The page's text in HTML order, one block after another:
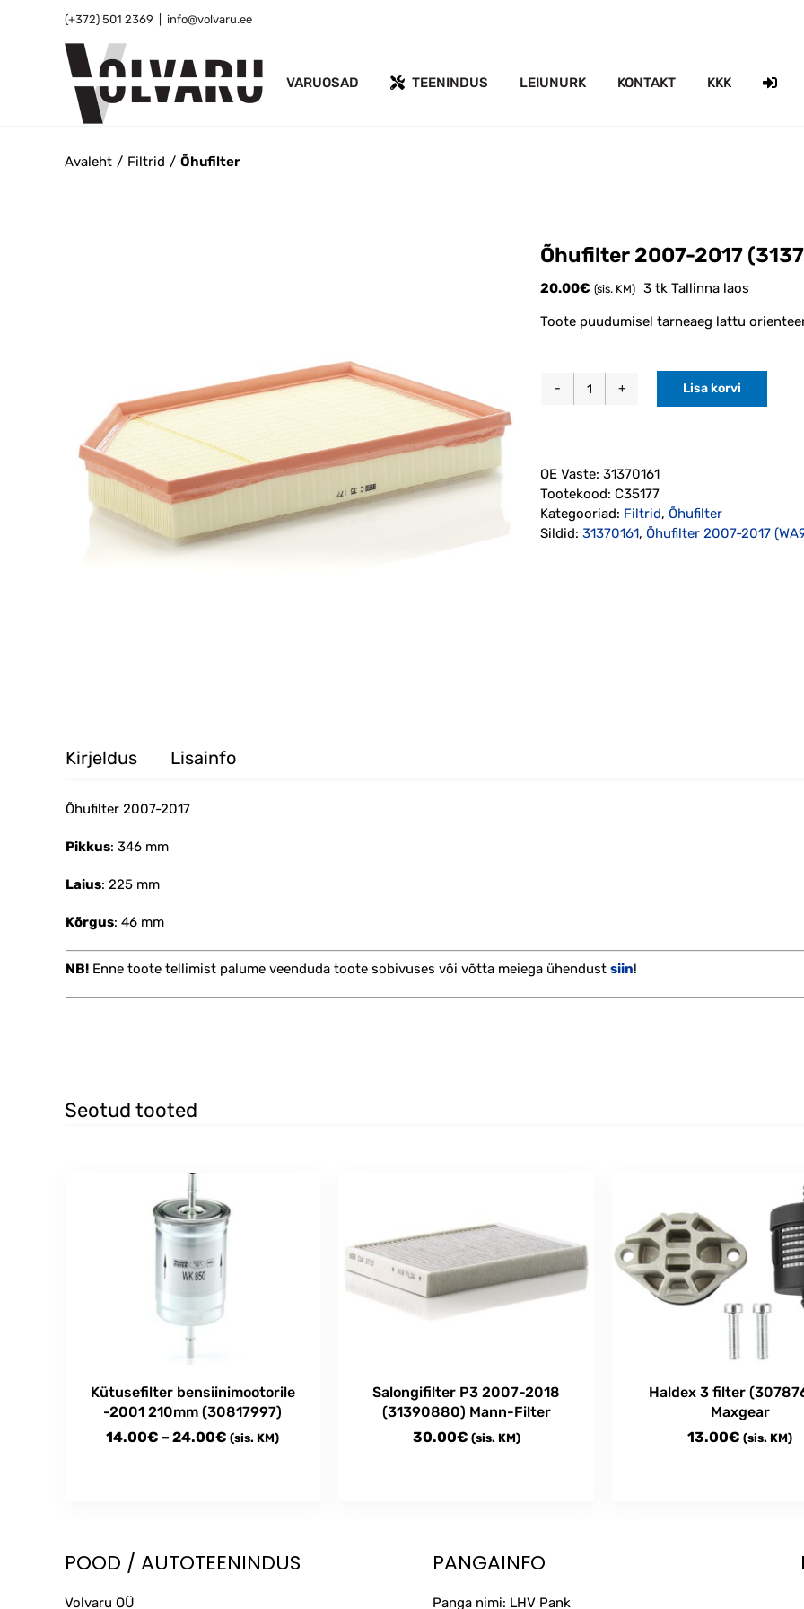
(+372) 501 2369 info@volvaru.ee
VARUOSAD TEENINDUS LEIUNURK KONTAKT KKK
Avaleht Filtrid Õhufilter
Õhufilter 2007-2017
20.00€ (sis. KM) 3 tk Tallinna laos
Toote puudumisel tarneaeg lattu
Õhufilter
Mann-
Filter
kogus
Lisa korvi
OE Vaste: 31370161
Tootekood: C35177
Kategooriad: Filtrid, Õhufilter
Sildid: 31370161, Õhufilter 2007-2017
Kirjeldus Lisainfo
Õhufilter 2007-2017
Pikkus: 346 mm
Laius: 225 mm
Kõrgus: 46 mm
NB! Enne toote tellimist palume veenduda toote sobivuses või võtta meiega ühendust siin!
Seotud tooted
Kütusefilter bensiinimootorile
-2001 210mm (30817997)
14.00€ –24.00€ Price
(sis. KM)
multiple
variants.
Salongifilter P3 2007-2018
(31390880) Mann-Filter
30.00€ (sis. KM)
Haldex 3 filter
Maxgear
13.00€ (sis. KM)
POOD / AUTOTEENINDUS
Volvaru OÜ
PANGAINFO
Panga nimi: LHV Pank